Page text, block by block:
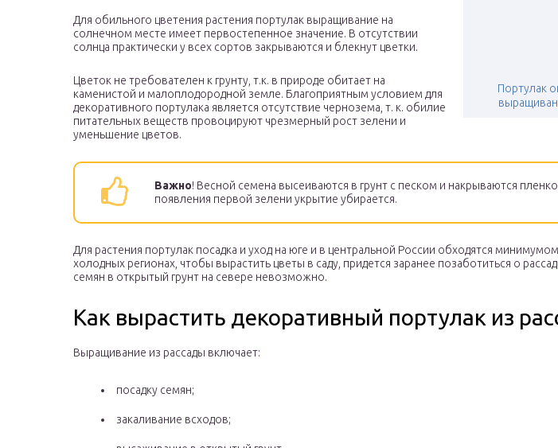
Портулак
Для обильного цветения растения портулак выращивание на
солнечном месте имеет первостепенное значение. В отсутствии
солнца практически у всех сортов закрываются и блекнут цветки.
Цветок не требователен к грунту, т.к. в природе обитает на
каменистой и малоплодородной земле. Благоприятным условием для
декоративного портулака является отсутствие чернозема, т. к. обилие
питательных веществ провоцируют чрезмерный рост зелени и
уменьшение цветов.
Важно! Весной семена высеиваются в грунт с песком и накрываются
появления первой зелени укрытие убирается.
Для растения портулак посадка и уход на юге и в центральной России обходятся
холодных регионах, чтобы вырастить цветы в саду, придется заранее позаботиться о
семян в открытый грунт на севере невозможно.
Как вырастить декоративный портулак из
Выращивание из рассады включает:
посадку семян;
закаливание всходов;